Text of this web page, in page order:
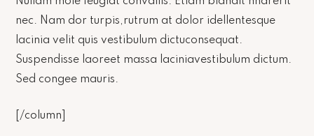
nec. Nam dor turpis,rutrum at dolor idellentesque
lacinia velit quis vestibulum dictuconsequat.
Suspendisse laoreet massa laciniavestibulum dictum.
Sed congee mauris.
[/column]